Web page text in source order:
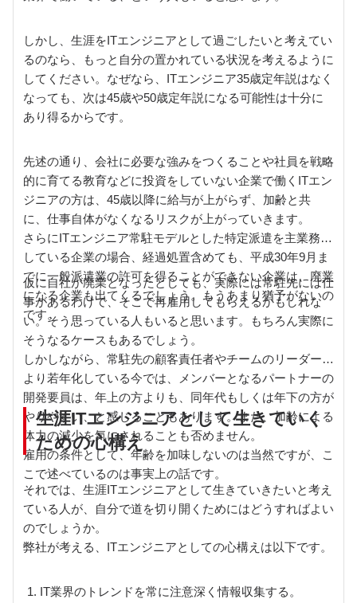
しかし、生涯をITエンジニアとして過ごしたいと考えてい
るのなら、もっと自分の置かれている状況を考えるように
してください。なぜなら、ITエンジニア35歳定年説はなく
なっても、次は45歳や50歳定年説になる可能性は十分に
あり得るからです。
先述の通り、会社に必要な強みをつくることや社員を戦略
的に育てる教育などに投資をしていない企業で働くITエン
ジニアの方は、45歳以降に給与が上がらず、加齢と共
に、仕事自体がなくなるリスクが上がっていきます。
さらにITエンジニア常駐モデルとした特定派遣を主業務と
している企業の場合、経過処置含めても、平成30年9月ま
でに一般派遣業の許可を得ることができない企業は、廃業
になる企業も出てくるでしょう。もうあまり猶予がないの
です。
仮に自社が廃業となったとしても、実際には常駐先には仕
事があるわけで、そこで再雇用してもらえるかもしれな
い。そう思っている人もいると思います。もちろん実際に
そうなるケースもあるでしょう。
しかしながら、常駐先の顧客責任者やチームのリーダーが
より若年化している今では、メンバーとなるパートナーの
開発要員は、年上の方よりも、同年代もしくは年下の方が
やりやすい、と感じることもあります。また、加齢による
体力の減少を気にされることも否めません。
雇用の条件として、年齢を加味しないのは当然ですが、こ
こで述べているのは事実上の話です。
生涯ITエンジニアとして生きていく
ための心構え
それでは、生涯ITエンジニアとして生きていきたいと考え
ている人が、自分で道を切り開くためにはどうすればよい
のでしょうか。
弊社が考える、ITエンジニアとしての心構えは以下です。
IT業界のトレンドを常に注意深く情報収集する。